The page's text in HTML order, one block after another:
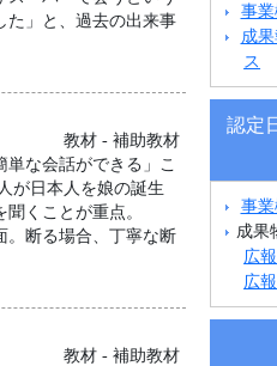
た」と、過去の出来事
教材 - 補助教材
な会話ができる」こ
が日本人を娘の誕生
聞くことが重点。
。断る場合、丁寧な断
教材 - 補助教材
事
成
ス
認定
事
成果
広
広